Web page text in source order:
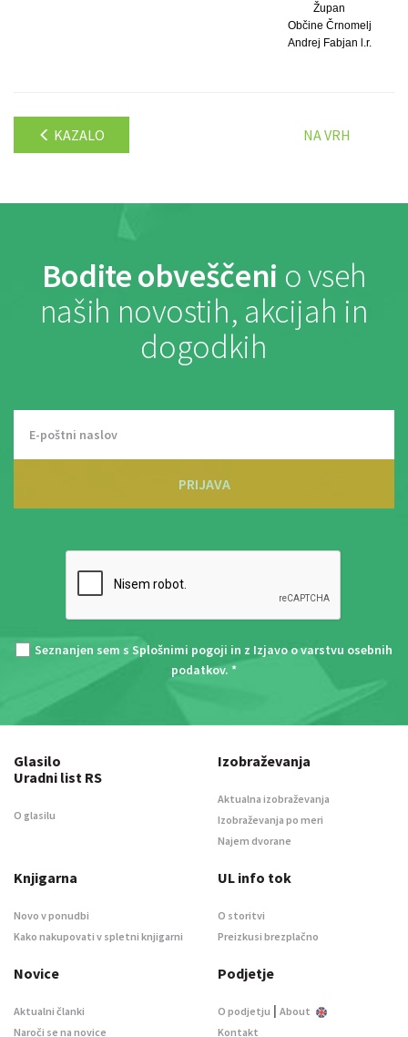
Župan
Občine Črnomelj
Andrej Fabjan l.r.
KAZALO NA VRH
Bodite obveščeni o vseh
naših novostih, akcijah in
dogodkih
PRIJAVA
Seznanjen sem s Splošnimi pogoji in z Izjavo o varstvu osebnih
podatkov. *
Glasilo
Uradni list RS
O glasilu
Izobraževanja
Aktualna izobraževanja
Izobraževanja po meri
Najem dvorane
Knjigarna
Novo v ponudbi
Kako nakupovati v spletni knjigarni
UL info tok
O storitvi
Preizkusi brezplačno
Novice
Aktualni članki
Naroči se na novice
Podjetje
O podjetju | About
Kontakt